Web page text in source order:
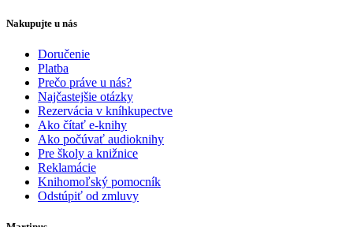
Nakupujte u nás
Doručenie
Platba
Prečo práve u nás?
Najčastejšie otázky
Rezervácia v kníhkupectve
Ako čítať e-knihy
Ako počúvať audioknihy
Pre školy a knižnice
Reklamácie
Knihomoľský pomocník
Odstúpiť od zmluvy